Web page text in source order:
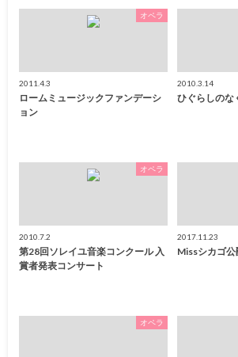
オペラ
2011.4.3
ロームミュージックファンデーシ
ョン
2010.3.14
ひぐらしのな
オペラ
2010.7.2
第28回ソレイユ音楽コンクール 入
賞者発表コンサート
2017.11.23
Missシカゴ
オペラ